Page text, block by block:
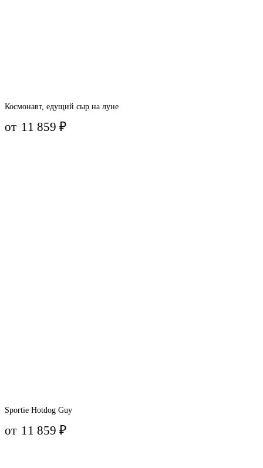
Космонавт, едущий сыр на луне
от 11 859₽
Sportie Hotdog Guy
от 11 859₽